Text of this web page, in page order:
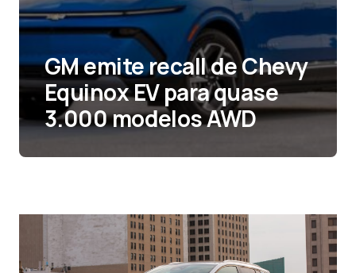
GM emite recall de Chevy
Equinox EV para quase
3.000 modelos AWD